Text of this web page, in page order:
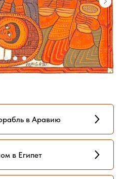
в Аравию
в Египет